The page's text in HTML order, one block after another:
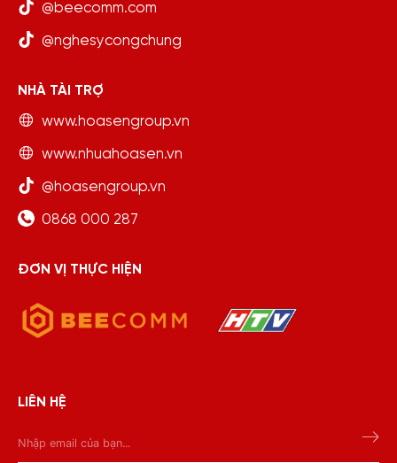
@beecomm.com
@nghesycongchung
NHÀ TÀI TRỢ
www.hoasengroup.vn
www.nhuahoasen.vn
@hoasengroup.vn
0868 000 287
ĐƠN VỊ THỰC HIỆN
LIÊN HỆ